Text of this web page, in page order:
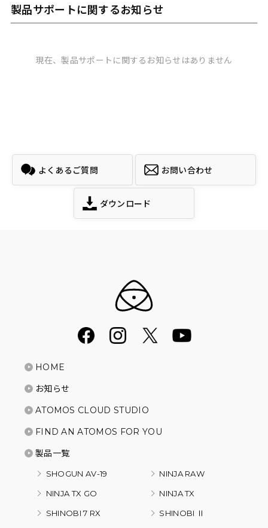
製品サポートに関するお知らせ
現在、製品サポートに関するお知らせはありません
よくあるご質問 お問い合わせ
ダウンロード
HOME
お知らせ
ATOMOS CLOUD STUDIO
FIND AN ATOMOS FOR YOU
製品一覧
SHOGUN AV-19 NINJA RAW
NINJA TX GO NINJA TX
SHINOBI 7 RX SHINOBI Ⅱ